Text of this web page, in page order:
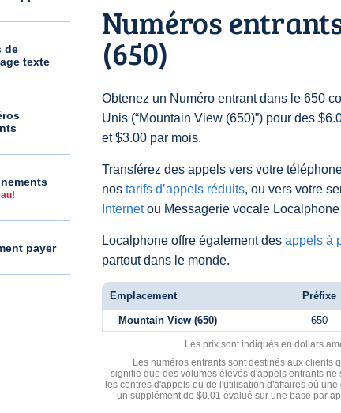
de
texte
payer
Numéros
(650)
Obtenez un Numéro entrant dans le 650
Unis (“Mountain View (650)”) pour des
et $3.00 par mois.
Transférez des appels vers votre
nos tarifs d’appels réduits, ou vers votre
Internetou Messagerie vocale Localphone
Localphone offre également des appels à
partout dans le monde.
Emplacement Préfixe
Mountain View (650) 650
Les prix sont indiqués en dollars
Les numéros entrants sont destinés aux clients
signifie que des volumes élevés d'appels entrants
les centres d'appels ou de l'utilisation d'affaires où
un supplément de $0.01 évalué sur une base par